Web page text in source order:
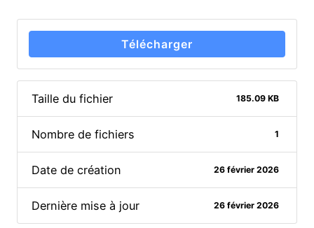
Télécharger
Taille du fichier 185.09 KB
Nombre de fichiers 1
Date de création 26 février 2026
Dernière mise à jour 26 février 2026